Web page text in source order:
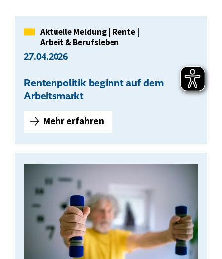
Kategorie
Aktuelle Meldung Rente
Arbeit & Berufsleben
27.04.2026
Rentenpolitik beginnt auf dem
Arbeitsmarkt
Mehr erfahren
R
n
t
n
p
o